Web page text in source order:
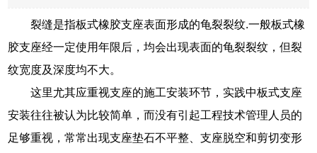
裂缝是指板式橡胶支座表面形成的龟裂裂纹.一般板式橡
胶支座经一定使用年限后，均会出现表面的龟裂裂纹，但裂
纹宽度及深度均不大。
这里尤其应重视支座的施工安装环节，实践中板式支座
安装往往被认为比较简单，而没有引起工程技术管理人员的
足够重视，常常出现支座垫石不平整、支座脱空和剪切变形